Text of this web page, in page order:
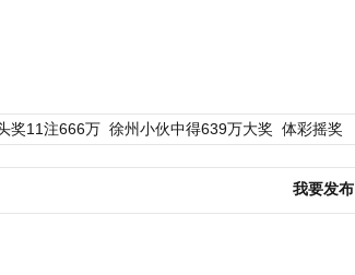
奖11注666万 徐州小伙中得639万大奖 体彩摇奖
我要发布